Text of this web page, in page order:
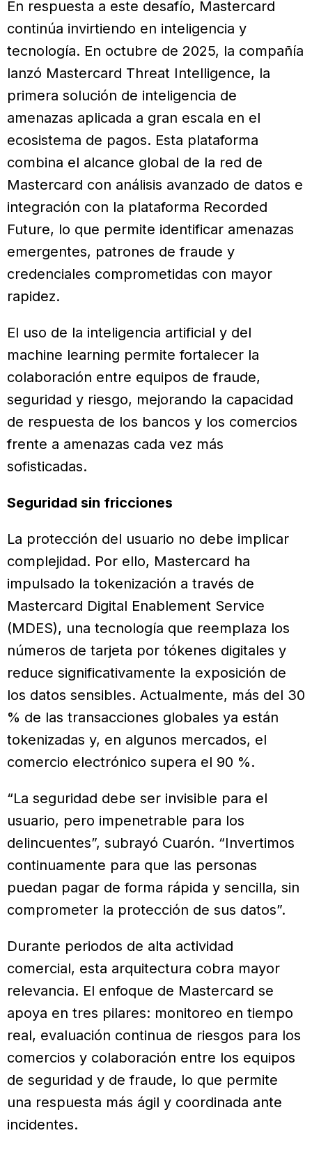
En respuesta a este desafío, Mastercard
continúa invirtiendo en inteligencia y
tecnología. En octubre de 2025, la compañía
lanzó Mastercard Threat Intelligence, la
primera solución de inteligencia de
amenazas aplicada a gran escala en el
ecosistema de pagos. Esta plataforma
combina el alcance global de la red de
Mastercard con análisis avanzado de datos e
integración con la plataforma Recorded
Future, lo que permite identificar amenazas
emergentes, patrones de fraude y
credenciales comprometidas con mayor
rapidez.
El uso de la inteligencia artificial y del
machine learning permite fortalecer la
colaboración entre equipos de fraude,
seguridad y riesgo, mejorando la capacidad
de respuesta de los bancos y los comercios
frente a amenazas cada vez más
sofisticadas.
Seguridad sin fricciones
La protección del usuario no debe implicar
complejidad. Por ello, Mastercard ha
impulsado la tokenización a través de
Mastercard Digital Enablement Service
(MDES), una tecnología que reemplaza los
números de tarjeta por tókenes digitales y
reduce significativamente la exposición de
los datos sensibles. Actualmente, más del 30
% de las transacciones globales ya están
tokenizadas y, en algunos mercados, el
comercio electrónico supera el 90 %.
“La seguridad debe ser invisible para el
usuario, pero impenetrable para los
delincuentes”, subrayó Cuarón. “Invertimos
continuamente para que las personas
puedan pagar de forma rápida y sencilla, sin
comprometer la protección de sus datos”.
Durante periodos de alta actividad
comercial, esta arquitectura cobra mayor
relevancia. El enfoque de Mastercard se
apoya en tres pilares: monitoreo en tiempo
real, evaluación continua de riesgos para los
comercios y colaboración entre los equipos
de seguridad y de fraude, lo que permite
una respuesta más ágil y coordinada ante
incidentes.